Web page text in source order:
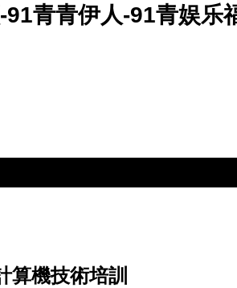
青青伊人-91青娱乐
機技術培訓